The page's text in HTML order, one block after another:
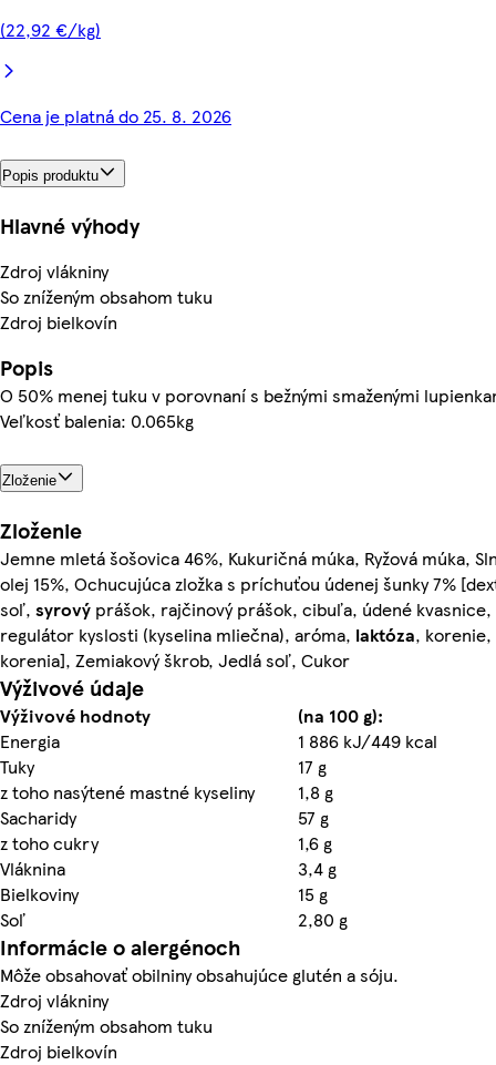
(22,92 €/kg)
Cena je platná do 25. 8. 2026
Popis produktu
Hlavné výhody
Zdroj vlákniny
So zníženým obsahom tuku
Zdroj bielkovín
Popis
O 50% menej tuku v porovnaní s bežnými smaženými
Veľkosť balenia: 0.065kg
Zloženie
Zloženie
Jemne mletá šošovica 46%, Kukuričná múka, Ryžová múka,
olej 15%, Ochucujúca zložka s príchuťou údenej šunky 7%
soľ, syrový prášok, rajčinový prášok, cibuľa, údené
regulátor kyslosti (kyselina mliečna), aróma, laktóza,
korenia], Zemiakový škrob, Jedlá soľ, Cukor
Výživové údaje
Výživové hodnoty
(na 100 g):
Energia
1 886 kJ/449 kcal
Tuky
17 g
z toho nasýtené mastné kyseliny
1,8 g
Sacharidy
57 g
z toho cukry
1,6 g
Vláknina
3,4 g
Bielkoviny
15 g
Soľ
2,80 g
Informácie o alergénoch
Môže obsahovať obilniny obsahujúce glutén a sóju.
Zdroj vlákniny
So zníženým obsahom tuku
Zdroj bielkovín